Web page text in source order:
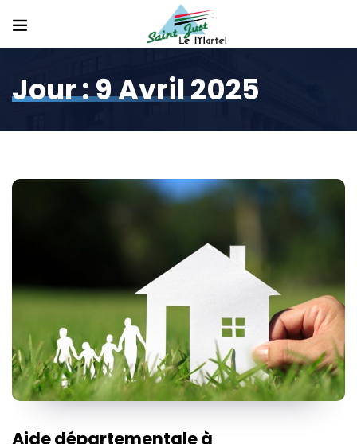
Jour :9 Avril 2025
Aide départementale à